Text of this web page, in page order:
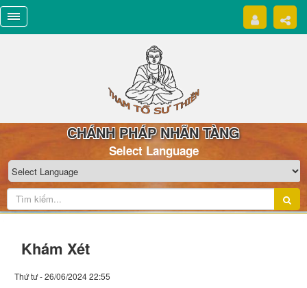
CHÁNH PHÁP NHÃN TÀNG
Select Language
Khám Xét
Thứ tư - 26/06/2024 22:55